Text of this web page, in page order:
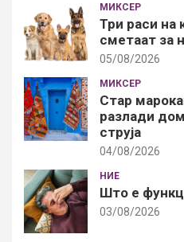
МИКСЕР
Три раси на
сметаат за
05/08/2026
МИКСЕР
Стар
разлади
струја
04/08/2026
НИЕ
Што е
03/08/2026